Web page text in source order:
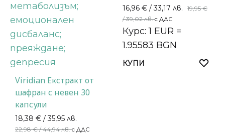
Viridian Екстракт от
шафран с невен 30
капсули
18,38 € / 35,95 лв.
22,98€/ 44,94 лв.с ДДС
16,96 € / 33,17 лв. 19,95€
/ 39,02 лв.с ДДС
Курс: 1 EUR =
1.95583 BGN
КУПИ